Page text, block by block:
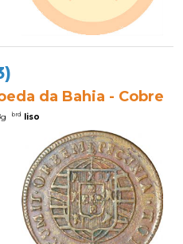
da Bahia - Cobre
g brd liso